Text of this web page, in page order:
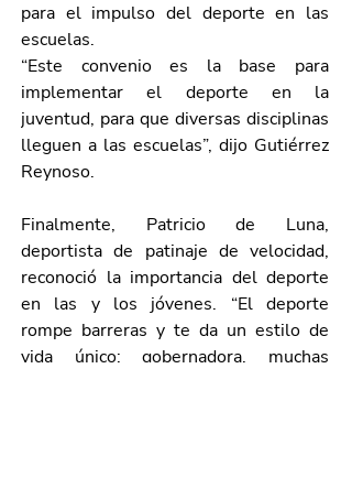
para el impulso del deporte en las
escuelas.
“Este convenio es la base para
implementar el deporte en la
juventud, para que diversas disciplinas
lleguen a las escuelas”, dijo Gutiérrez
Reynoso.
Finalmente, Patricio de Luna,
deportista de patinaje de velocidad,
reconoció la importancia del deporte
en las y los jóvenes. “El deporte
rompe barreras y te da un estilo de
vida único; gobernadora, muchas